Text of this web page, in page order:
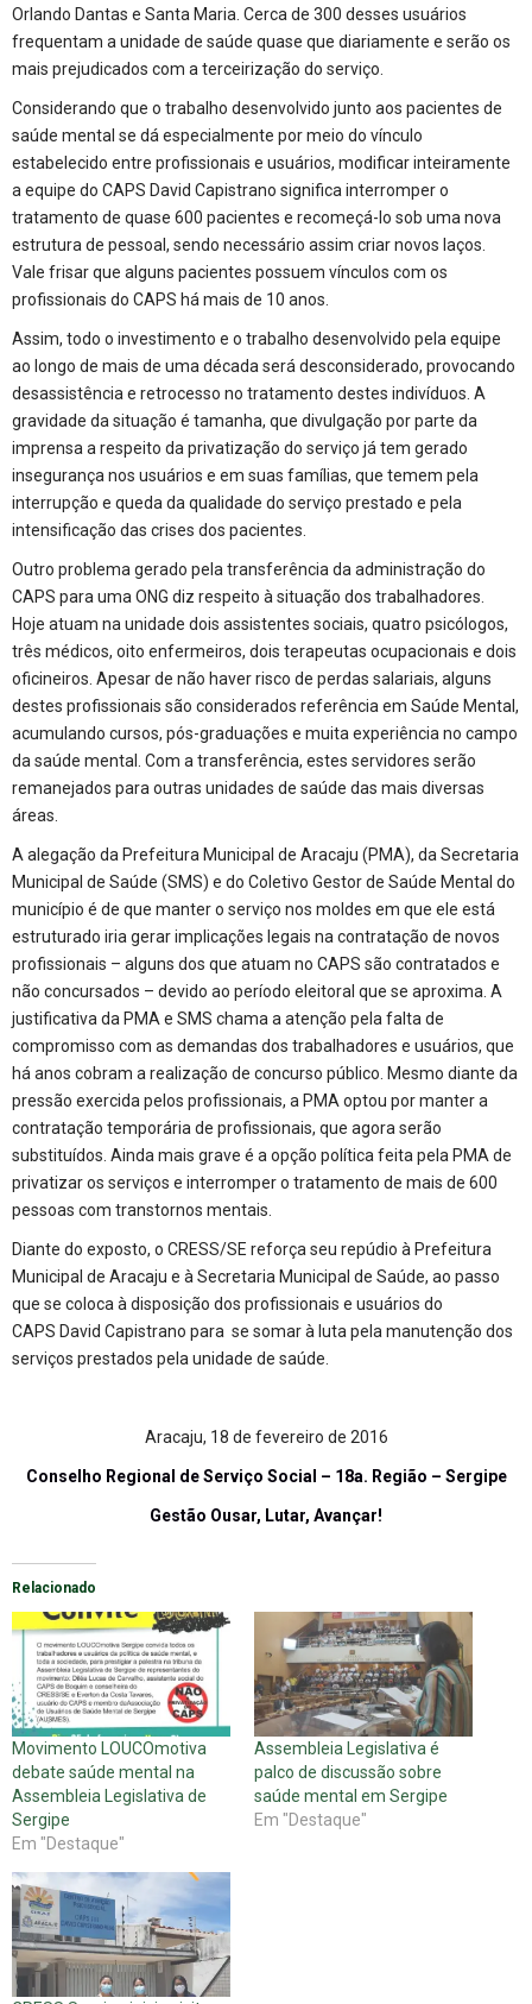
Orlando Dantas e Santa Maria. Cerca de 300 desses usuários
frequentam a unidade de saúde quase que diariamente e serão os
mais prejudicados com a terceirização do serviço.
Considerando que o trabalho desenvolvido junto aos pacientes de
saúde mental se dá especialmente por meio do vínculo
estabelecido entre profissionais e usuários, modificar inteiramente
a equipe do CAPS David Capistrano significa interromper o
tratamento de quase 600 pacientes e recomeçá-lo sob uma nova
estrutura de pessoal, sendo necessário assim criar novos laços.
Vale frisar que alguns pacientes possuem vínculos com os
profissionais do CAPS há mais de 10 anos.
Assim, todo o investimento e o trabalho desenvolvido pela equipe
ao longo de mais de uma década será desconsiderado, provocando
desassistência e retrocesso no tratamento destes indivíduos. A
gravidade da situação é tamanha, que divulgação por parte da
imprensa a respeito da privatização do serviço já tem gerado
insegurança nos usuários e em suas famílias, que temem pela
interrupção e queda da qualidade do serviço prestado e pela
intensificação das crises dos pacientes.
Outro problema gerado pela transferência da administração do
CAPS para uma ONG diz respeito à situação dos trabalhadores.
Hoje atuam na unidade dois assistentes sociais, quatro psicólogos,
três médicos, oito enfermeiros, dois terapeutas ocupacionais e dois
oficineiros. Apesar de não haver risco de perdas salariais, alguns
destes profissionais são considerados referência em Saúde Mental,
acumulando cursos, pós-graduações e muita experiência no campo
da saúde mental. Com a transferência, estes servidores serão
remanejados para outras unidades de saúde das mais diversas
áreas.
A alegação da Prefeitura Municipal de Aracaju (PMA), da Secretaria
Municipal de Saúde (SMS) e do Coletivo Gestor de Saúde Mental do
município é de que manter o serviço nos moldes em que ele está
estruturado iria gerar implicações legais na contratação de novos
profissionais – alguns dos que atuam no CAPS são contratados e
não concursados – devido ao período eleitoral que se aproxima. A
justificativa da PMA e SMS chama a atenção pela falta de
compromisso com as demandas dos trabalhadores e usuários, que
há anos cobram a realização de concurso público. Mesmo diante da
pressão exercida pelos profissionais, a PMA optou por manter a
contratação temporária de profissionais, que agora serão
substituídos. Ainda mais grave é a opção política feita pela PMA de
privatizar os serviços e interromper o tratamento de mais de 600
pessoas com transtornos mentais.
Diante do exposto, o CRESS/SE reforça seu repúdio à Prefeitura
Municipal de Aracaju e à Secretaria Municipal de Saúde, ao passo
que se coloca à disposição dos profissionais e usuários do
CAPS David Capistrano para se somar à luta pela manutenção dos
serviços prestados pela unidade de saúde.
Aracaju, 18 de fevereiro de 2016
Conselho Regional de Serviço Social – 18a. Região – Sergipe
Gestão Ousar, Lutar, Avançar!
Relacionado
Movimento LOUCOmotiva
debate saúde mental na
Assembleia Legislativa de
Sergipe
Em "Destaque"
Assembleia Legislativa é
palco de discussão sobre
saúde mental em Sergipe
Em "Destaque"